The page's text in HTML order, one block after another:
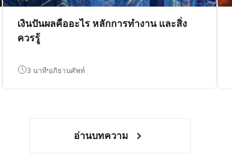
เงินปันผลคืออะไร หลักการทำงาน และสิ่ง
ควรรู้
3 นาที อภิธานศัพท์
อ่านบทความ